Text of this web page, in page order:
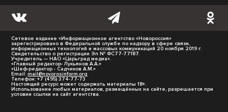
Сетевое издание «Информационное агентство «Новороссия»
зарегистрировано в Федеральной службе по надзору в сфере связи,
информационных технологий и массовых коммуникаций 20 ноября 2019 г.
Свидетельство о регистрации Эл № ФС77-77187.
Учредитель — НАО «Царьград медиа».
«Главный редактор- Лукьянов А.А.»
«Шеф-редактор - Садчиков А.М.»
Email: mail@novorosinform.org
Телефон: +7 (495) 374-77-73
Настоящий ресурс может содержать материалы 18+.
Использование любых материалов, размещённых на сайте, разрешается при
условии ссылки на сайт агентства.